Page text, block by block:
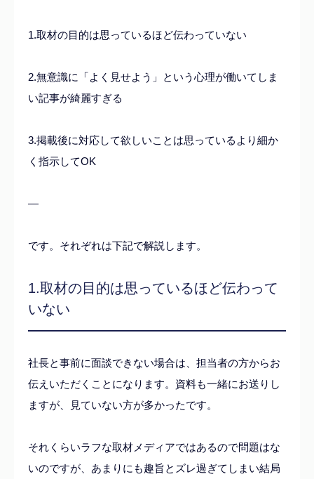
1.取材の目的は思っているほど伝わっていない
2.無意識に「よく見せよう」という心理が働いてしま
い記事が綺麗すぎる
3.掲載後に対応して欲しいことは思っているより細か
く指示してOK
—
です。それぞれは下記で解説します。
1.取材の目的は思っているほど伝わって
いない
社長と事前に面談できない場合は、担当者の方からお
伝えいただくことになります。資料も一緒にお送りし
ますが、見ていない方が多かったです。
それくらいラフな取材メディアではあるので問題はな
いのですが、あまりにも趣旨とズレ過ぎてしまい結局